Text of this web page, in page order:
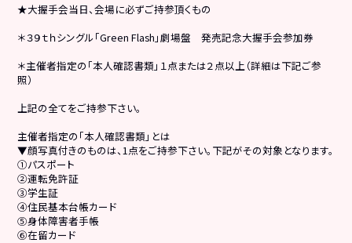
★大握手会当日、会場に必ずご持参頂くもの
＊３９ｔｈシングル「Green Flash」劇場盤 発売記念大握手会参加券
＊主催者指定の「本人確認書類」１点または２点以上（詳細は下記ご参
照）
上記の全てをご持参下さい。
主催者指定の「本人確認書類」とは
▼顔写真付きのものは、1点をご持参下さい。下記がその対象となります。
①パスポート
②運転免許証
③学生証
④住民基本台帳カード
⑤身体障害者手帳
⑥在留カード